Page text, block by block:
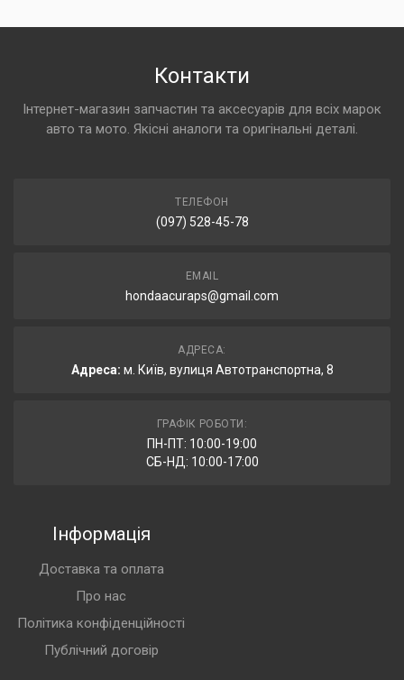
Контакти
Інтернет-магазин запчастин та аксесуарів для всіх марок
авто та мото. Якісні аналоги та оригінальні деталі.
ТЕЛЕФОН
(097) 528-45-78
EMAIL
hondaacuraps@gmail.com
АДРЕСА:
Адреса: м. Київ, вулиця Автотранспортна, 8
ГРАФІК РОБОТИ:
ПН-ПТ: 10:00-19:00
СБ-НД: 10:00-17:00
Інформація
Доставка та оплата
Про нас
Політика конфіденційності
Публічний договір